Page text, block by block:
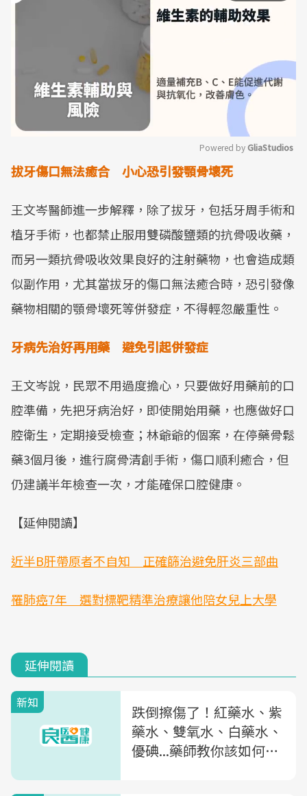
Powered by GliaStudios
拔牙傷口無法癒合 小心恐引發顎骨壞死
王文岑醫師進一步解釋，除了拔牙，包括牙周手術和
植牙手術，也都禁止服用雙磷酸鹽類的抗骨吸收藥，
而另一類抗骨吸收效果良好的注射藥物，也會造成類
似副作用，尤其當拔牙的傷口無法癒合時，恐引發像
藥物相關的顎骨壞死等併發症，不得輕忽嚴重性。
牙病先治好再用藥 避免引起併發症
王文岑說，民眾不用過度擔心，只要做好用藥前的口
腔準備，先把牙病治好，即使開始用藥，也應做好口
腔衛生，定期接受檢查；林爺爺的個案，在停藥骨鬆
藥3個月後，進行腐骨清創手術，傷口順利癒合，但
仍建議半年檢查一次，才能確保口腔健康。
【延伸閱讀】
近半B肝帶原者不自知 正確篩治避免肝炎三部曲
罹肺癌7年 選對標靶精準治療讓他陪女兒上大學
延伸閱讀
新知
跌倒擦傷了！紅藥水、紫
藥水、雙氧水、白藥水、
優碘...藥師教你該如何選